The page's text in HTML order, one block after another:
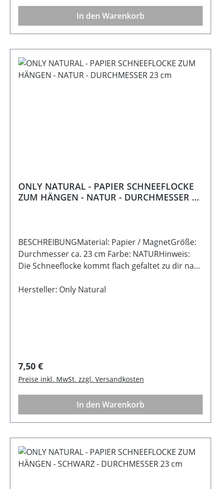
In den Warenkorb
ONLY NATURAL - PAPIER SCHNEEFLOCKE
ZUM HÄNGEN - NATUR - DURCHMESSER 23
BESCHREIBUNGMaterial: Papier / MagnetGröße:
Durchmesser ca. 23 cm Farbe: NATURHinweis:
Die Schneeflocke kommt flach gefaltet zu dir nach
volle Pracht. Dank des Magnetverschlusses bleibt
Hersteller: Only Natural
Regulärer Preis:
7,50 €
Preise inkl. MwSt. zzgl. Versandkosten
In den Warenkorb